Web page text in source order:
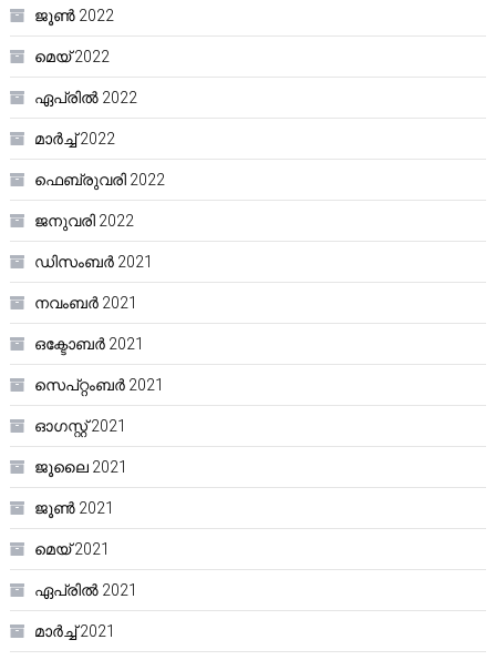
ജൂൺ 2022
മെയ്‌ 2022
ഏപ്രിൽ 2022
മാർച്ച്‌ 2022
ഫെബ്രുവരി 2022
ജനുവരി 2022
ഡിസംബർ 2021
നവംബർ 2021
ഒക്ടോബർ 2021
സെപ്റ്റംബർ 2021
ഓഗസ്റ്റ്‌ 2021
ജൂലൈ 2021
ജൂൺ 2021
മെയ്‌ 2021
ഏപ്രിൽ 2021
മാർച്ച്‌ 2021